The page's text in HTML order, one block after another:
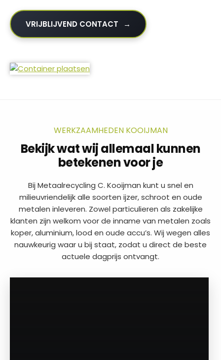
VRIJBLIJVEND CONTACT
WERKZAAMHEDEN KOOIJMAN
Bekijk wat wij allemaal kunnen
betekenen voor je
Bij Metaalrecycling C. Kooijman kunt u snel en
milieuvriendelijk alle soorten ijzer, schroot en oude
metalen inleveren. Zowel particulieren als zakelijke
klanten zijn welkom voor de inname van metalen zoals
koper, aluminium, lood en oude accu’s. Wij wegen alles
nauwkeurig waar u bij staat, zodat u direct de beste
actuele dagprijs ontvangt.